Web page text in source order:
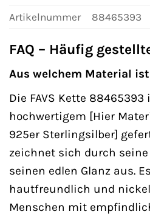
Artikelnummer
88465393
FAQ – Häufig
Aus welchem Material
Die FAVS Kette 88465393
hochwertigem [Hier
925er Sterlingsilber]
zeichnet sich durch
seinen edlen Glanz aus.
hautfreundlich und
Menschen mit